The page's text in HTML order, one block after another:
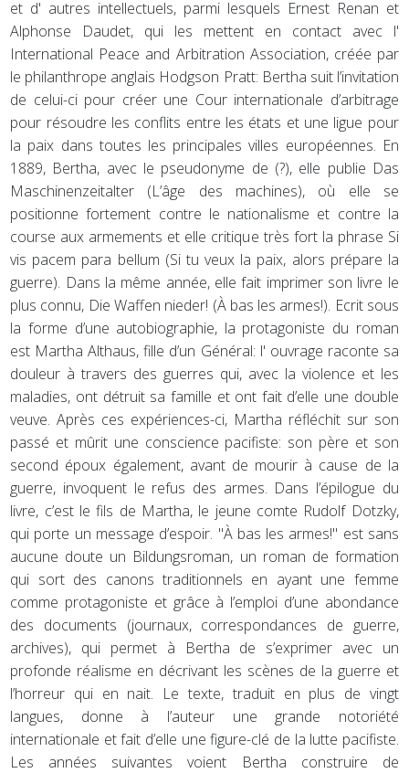
et d' autres intellectuels, parmi lesquels Ernest Renan et
Alphonse Daudet, qui les mettent en contact avec l'
International Peace and Arbitration Association, créée par
le philanthrope anglais Hodgson Pratt: Bertha suit l’invitation
de celui-ci pour créer une Cour internationale d’arbitrage
pour résoudre les conflits entre les états et une ligue pour
la paix dans toutes les principales villes européennes. En
1889, Bertha, avec le pseudonyme de (?), elle publie Das
Maschinenzeitalter (L’âge des machines), où elle se
positionne fortement contre le nationalisme et contre la
course aux armements et elle critique très fort la phrase Si
vis pacem para bellum (Si tu veux la paix, alors prépare la
guerre). Dans la même année, elle fait imprimer son livre le
plus connu, Die Waffen nieder! (À bas les armes!). Ecrit sous
la forme d’une autobiographie, la protagoniste du roman
est Martha Althaus, fille d’un Général: l' ouvrage raconte sa
douleur à travers des guerres qui, avec la violence et les
maladies, ont détruit sa famille et ont fait d’elle une double
veuve. Après ces expériences-ci, Martha réfléchit sur son
passé et mûrit une conscience pacifiste: son père et son
second époux également, avant de mourir à cause de la
guerre, invoquent le refus des armes. Dans l’épilogue du
livre, c’est le fils de Martha, le jeune comte Rudolf Dotzky,
qui porte un message d’espoir. "À bas les armes!" est sans
aucune doute un Bildungsroman, un roman de formation
qui sort des canons traditionnels en ayant une femme
comme protagoniste et grâce à l’emploi d’une abondance
des documents (journaux, correspondances de guerre,
archives), qui permet à Bertha de s’exprimer avec un
profonde réalisme en décrivant les scènes de la guerre et
l’horreur qui en nait. Le texte, traduit en plus de vingt
langues, donne à l’auteur une grande notoriété
internationale et fait d’elle une figure-clé de la lutte pacifiste.
Les années suivantes voient Bertha construire de